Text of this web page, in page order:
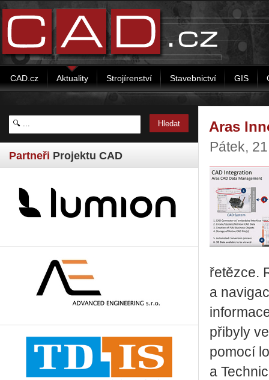
CAD.cz Aktuality Strojírenství Stavebnictví GIS
Partneři Projektu CAD
Aras
Pátek,
řetězce.
a
přibyly
pomocí
a